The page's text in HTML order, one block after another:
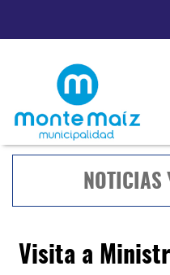
NOTICIAS
Visita a